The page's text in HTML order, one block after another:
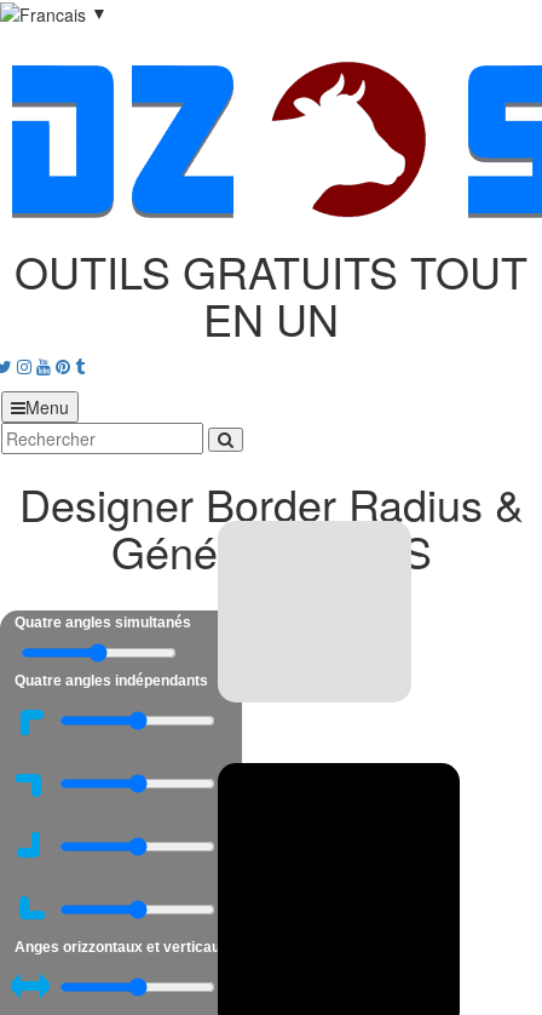
▼
OUTILS GRATUITS TOUT
EN UN
Twitter
Instagram
Youtube
Pinterest
tumblr
Menu
Designer Border Radius &
Générateur CSS
Quatre angles simultanés
Quatre angles indépendants
Anges orizzontaux et verticaux